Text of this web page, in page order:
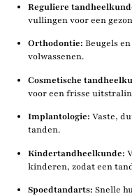
Reguliere
vullingen voor een
Orthodontie: Beugels
volwassenen.
Cosmetische
voor een frisse
Implantologie: Vaste,
tanden.
Kindertandheelkunde:
kinderen, zodat een
Spoedtandarts: Snelle